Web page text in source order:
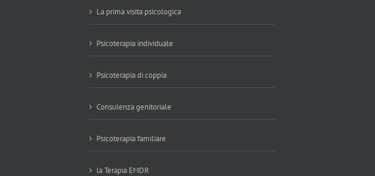
La prima visita psicologica
Psicoterapia individuale
Psicoterapia di coppia
Consulenza genitoriale
Psicoterapia familiare
la Terapia EMDR